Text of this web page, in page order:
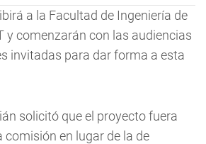
a la Facultad de Ingeniería de
y comenzarán con las audiencias
invitadas para dar forma a esta
solicitó que el proyecto fuera
en lugar de la de